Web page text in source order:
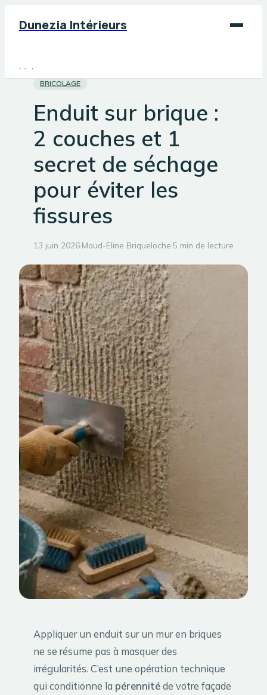
Dunezia Intérieurs
Maison
Jardinage
Bricolage
BRICOLAGE
Enduit sur brique :
2 couches et 1
secret de séchage
pour éviter les
fissures
13 juin 2026·Maud-Eline Briqueloche·5 min de lecture
Appliquer un enduit sur un mur en briques
ne se résume pas à masquer des
irrégularités. C’est une opération technique
qui conditionne la pérennitéde votre façade